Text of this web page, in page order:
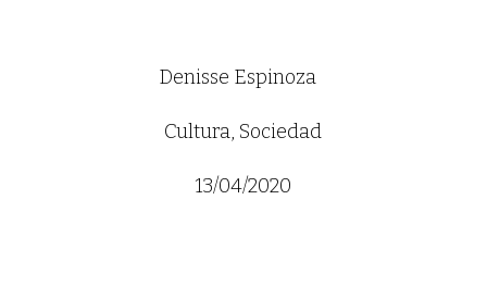
Denisse Espinoza
Cultura, Sociedad
13/04/2020